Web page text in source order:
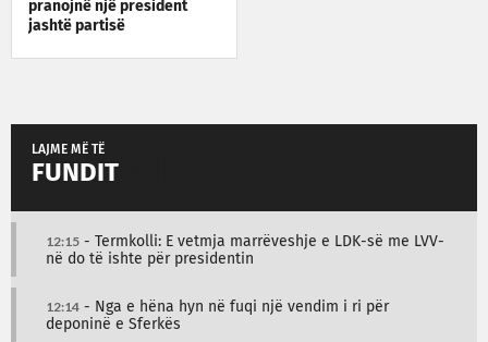
pranojnë një president
jashtë partisë
LAJME MË TË
FUNDIT
12:15 - Termkolli: E vetmja marrëveshje e LDK-së me LVV-
në do të ishte për presidentin
12:14 - Nga e hëna hyn në fuqi një vendim i ri për
deponinë e Sferkës